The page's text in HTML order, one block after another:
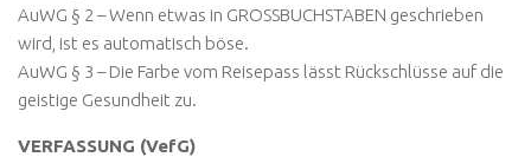
AuWG § 2 – Wenn etwas in GROSSBUCHSTABEN geschrieben
wird, ist es automatisch böse.
AuWG § 3 – Die Farbe vom Reisepass lässt Rückschlüsse auf die
geistige Gesundheit zu.
VERFASSUNG (VefG)